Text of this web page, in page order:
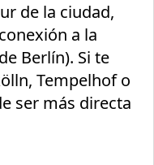
de la ciudad,
a la
Berlín). Si te
Tempelhof o
ser más directa